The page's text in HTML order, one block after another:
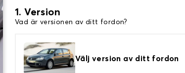
1. Version
Vad är versionen av ditt fordon?
Välj version av ditt fordon